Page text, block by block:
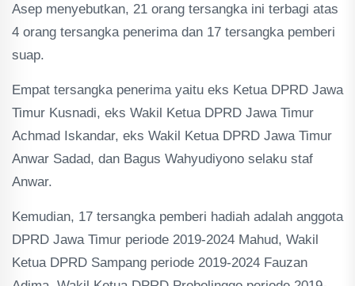
Asep menyebutkan, 21 orang tersangka ini terbagi atas
4 orang tersangka penerima dan 17 tersangka pemberi
suap.
Empat tersangka penerima yaitu eks Ketua DPRD Jawa
Timur Kusnadi, eks Wakil Ketua DPRD Jawa Timur
Achmad Iskandar, eks Wakil Ketua DPRD Jawa Timur
Anwar Sadad, dan Bagus Wahyudiyono selaku staf
Anwar.
Kemudian, 17 tersangka pemberi hadiah adalah anggota
DPRD Jawa Timur periode 2019-2024 Mahud, Wakil
Ketua DPRD Sampang periode 2019-2024 Fauzan